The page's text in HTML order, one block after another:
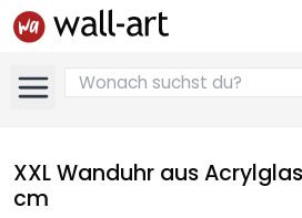
XXL Wanduhr aus
cm